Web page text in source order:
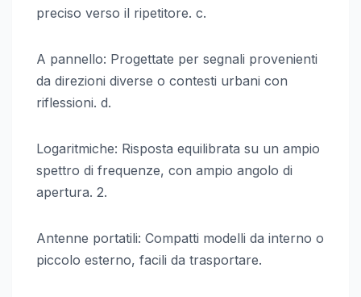
preciso verso il ripetitore. c.
A pannello: Progettate per segnali provenienti
da direzioni diverse o contesti urbani con
riflessioni. d.
Logaritmiche: Risposta equilibrata su un ampio
spettro di frequenze, con ampio angolo di
apertura. 2.
Antenne portatili: Compatti modelli da interno o
piccolo esterno, facili da trasportare.